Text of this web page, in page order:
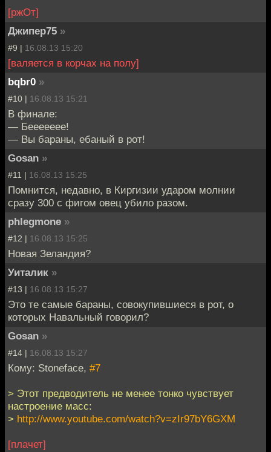
[ржОт]
Джипер75 »
#9 | 16.08.13 15:20
[валяется в корчах на полу]
bqbr0 »
#10 | 16.08.13 15:21
В финале:
— Беееееее!
— Вы бараны, ебаный в рот!
Gosan »
#11 | 16.08.13 15:25
Помнится, недавно, в Киргизии ударом молнии
сразу 300 с фигом овец убило разом.
phlegmone »
#12 | 16.08.13 15:25
Новая Зеландия?
Уиталик »
#13 | 16.08.13 15:27
Это те самые бараны, совокупившиеся в рот, о
которых Навальный говорил?
Gosan »
#14 | 16.08.13 15:27
Кому: Stoneface, #7
> Этот предводитель не менее тонко чувствует
настроение масс:
> http://www.youtube.com/watch?v=zIr97bY6GXM
[плачет]